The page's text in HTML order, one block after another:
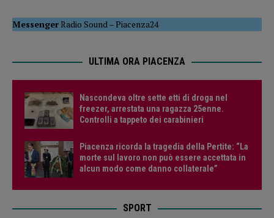
MessengerRadio Sound –Piacenza24
ULTIMA ORA PIACENZA
Nascondeva oltre sette etti di droga nel
freezer, arrestata una ragazza 25enne.
Controlli a tappeto dei carabinieri
Piacenza ricorda la tragedia della Pertite: “La
morte sul lavoro non può essere accettata in
alcun modo come danno collaterale”
SPORT